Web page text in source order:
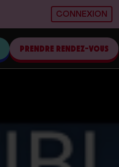
CONNEXION
PRENDRE RENDEZ-VOUS